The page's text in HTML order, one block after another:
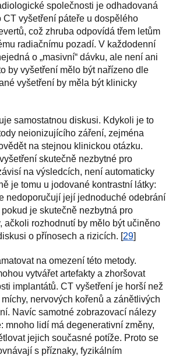
společnosti je odhadovaná
CT vyšetření páteře u dospělého
což zhruba odpovídá třem letům
radiačnímu pozadí. V každodenní
o „masivní“ dávku, ale není ani
by vyšetření mělo být nařízeno dle
vyšetření by měla být klinicky
samostatnou diskusi. Kdykoli je to
neionizujícího záření, zejména
na stejnou klinickou otázku.
skutečně nezbytné pro
na výsledcích, není automaticky
je tomu u jodované kontrastní látky:
nedoporučují její jednoduché odebrání
je skutečně nezbytná pro
ačkoli rozhodnutí by mělo být učiněno
o přínosech a rizicích. [29]
na omezení této metody.
vytvářet artefakty a zhoršovat
implantátů. CT vyšetření je horší než
nervových kořenů a zánětlivých
Navíc samotné zobrazovací nálezy
mnoho lidí má degenerativní změny,
jejich současné potíže. Proto se
s příznaky, fyzikálním